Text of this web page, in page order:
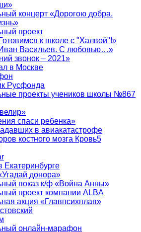
концерт «Дорогою добра.
проект
к школе с "Халвой"!»
Васильев. С любовью…»
звонок – 2021»
в Москве
Русфонда
проекты учеников школы №867
спаси ребенка»
в авиакатастрофе
костного мозга Кровь5
Екатеринбурге
донора»
показ к/ф «Война Анны»
проект компании ALBA
акция «Главпсихплав»
онлайн‑марафон